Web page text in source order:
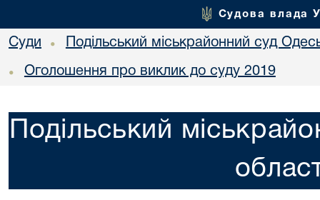
Судова влада
Суди • Подільський міськрайонний суд
• Оголошення про виклик до суду 2019
Подільський